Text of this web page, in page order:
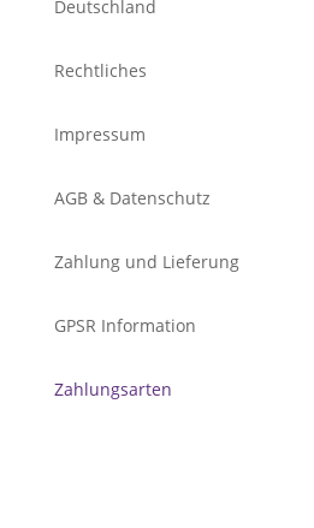
Deutschland
Rechtliches
Impressum
AGB & Datenschutz
Zahlung und Lieferung
GPSR Information
Zahlungsarten